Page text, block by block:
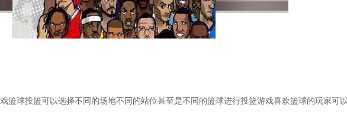
篮球投篮可以选择不同的场地不同的站位甚至是不同的篮球进行投篮游戏喜欢篮球的玩家可